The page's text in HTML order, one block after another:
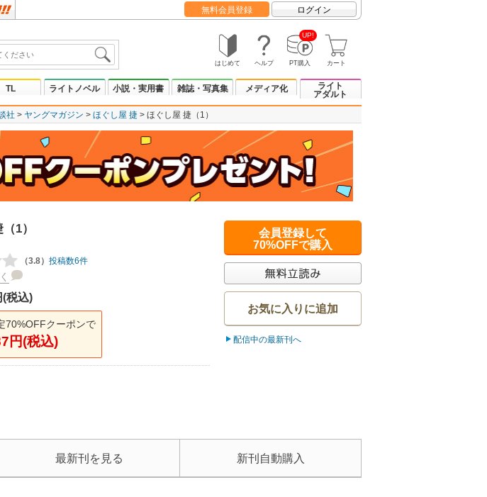
無料会員登録 ログイン
はじめて ヘルプ
UP!
PT購入 カート
TL ライトノベル 小説・実用書 雑誌・写真集 メディア化
ライト
アダルト
社 ヤングマガジン ほぐし屋 捷 ほぐし屋 捷（1）
1）
（3.8） 投稿数6件
税込)
70%OFFクーポンで
円(税込)
会員登録して
70%OFFで購入
お気に入りに追加
配信中の最新刊へ
最新刊を見る 新刊自動購入